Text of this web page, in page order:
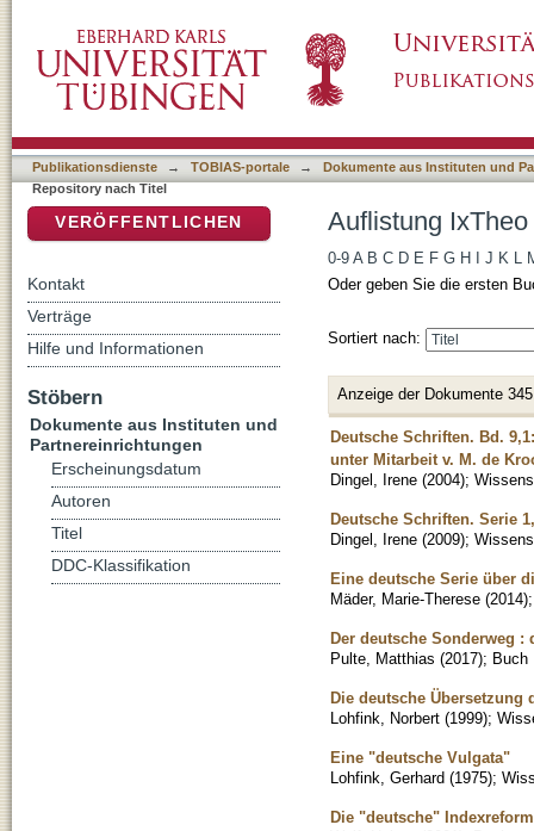
Publikationsdienste → TOBIAS-portale →
Dokumente aus Instituten und
Repository nach Titel
Auflistung
0-9 A B C D E F G H J K L
Oder geben Sie die ersten
Sortiert nach:
Anzeige der Dokumente
Deutsche Schriften. Bd.
unter Mitarbeit v. M. de
Dingel, Irene (2004);
Deutsche Schriften. Serie
Dingel, Irene (2009);
Eine deutsche Serie über
Mäder, Marie-Therese (2014)
Der deutsche Sonderweg
Pulte, Matthias (2017); Buch
Die deutsche Übersetzung
Lohfink, Norbert (1999);
Eine "deutsche Vulgata"
Lohfink, Gerhard (1975);
Die "deutsche"
VERÖFFENTLICHEN
Kontakt
Verträge
Hilfe und Informationen
Stöbern
Dokumente aus Instituten und
Partnereinrichtungen
Erscheinungsdatum
Autoren
Titel
DDC-Klassifikation